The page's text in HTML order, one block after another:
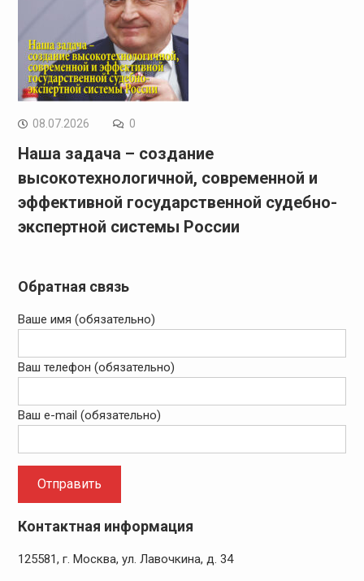
08.07.2026 0
Наша задача – создание
высокотехнологичной, современной и
эффективной государственной судебно-
экспертной системы России
Обратная связь
Ваше имя (обязательно)
Ваш телефон (обязательно)
Ваш e-mail (обязательно)
Контактная информация
125581, г. Москва, ул. Лавочкина, д. 34